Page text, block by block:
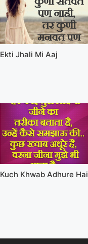
Ekti Jhali Mi Aaj
Kuch Khwab Adhure Hai